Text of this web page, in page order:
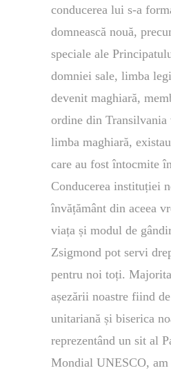
conducerea lui s-a
domnească nouă,
speciale ale
domniei sale, limba
devenit maghiară,
ordine din Transilvania
limba maghiară,
care au fost întocmite
Conducerea instituției
învățământ din aceea
viața și modul de
Zsigmond pot servi
pentru noi toți.
așezării noastre fiind
unitariană și biserica
reprezentând un sit al
Mondial UNESCO,